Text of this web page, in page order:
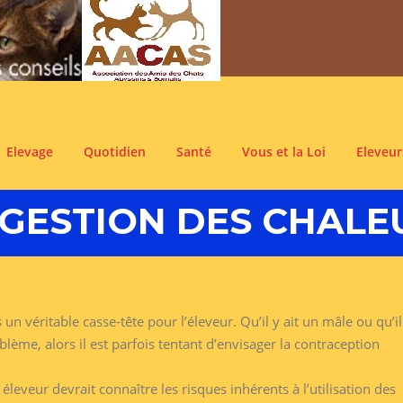
Elevage Quotidien Santé Vous et la Loi
DES
véritable casse-tête pour l’éleveur. Qu’il y ait un mâle ou qu’il
alors il est parfois tentant d’envisager la contraception
devrait connaître les risques inhérents à l’utilisation des